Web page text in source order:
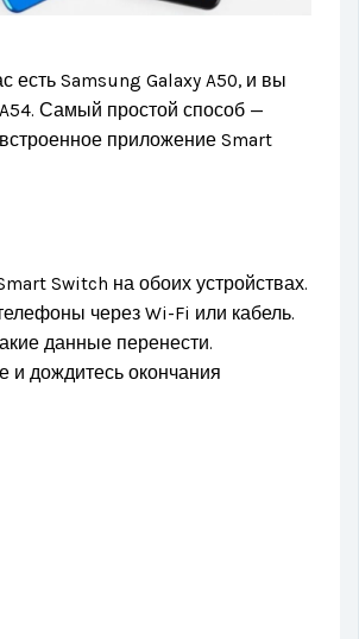
есть Samsung Galaxy A50, и вы
Самый простой способ —
приложение Smart
Switch на обоих устройствах.
через Wi-Fi или кабель.
данные перенести.
и дождитесь окончания